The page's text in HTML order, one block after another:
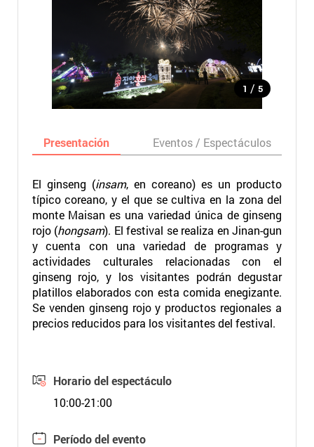
1 / 5
Presentación Eventos / Espectáculos
El ginseng (insam, en coreano) es un producto
típico coreano, y el que se cultiva en la zona del
monte Maisan es una variedad única de ginseng
rojo (hongsam). El festival se realiza en Jinan-gun
y cuenta con una variedad de programas y
actividades culturales relacionadas con el
ginseng rojo, y los visitantes podrán degustar
platillos elaborados con esta comida enegizante.
Se venden ginseng rojo y productos regionales a
precios reducidos para los visitantes del festival.
Horario del espectáculo
10:00-21:00
Período del evento